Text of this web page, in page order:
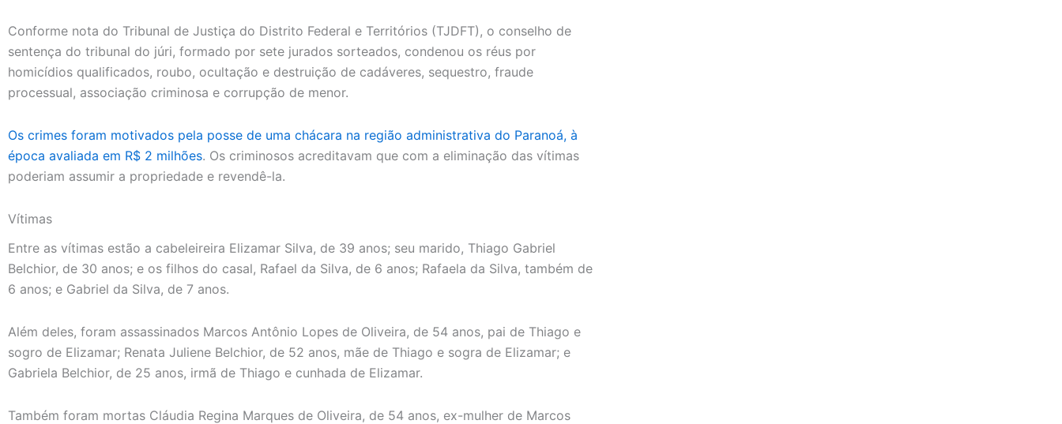
Conforme nota do Tribunal de Justiça do Distrito Federal e Territórios (TJDFT), o conselho de
sentença do tribunal do júri, formado por sete jurados sorteados, condenou os réus por
homicídios qualificados, roubo, ocultação e destruição de cadáveres, sequestro, fraude
processual, associação criminosa e corrupção de menor.
Os crimes foram motivados pela posse de uma chácara na região administrativa do Paranoá, à
época avaliada em R$ 2 milhões. Os criminosos acreditavam que com a eliminação das vítimas
poderiam assumir a propriedade e revendê-la.
Vítimas
Entre as vítimas estão a cabeleireira Elizamar Silva, de 39 anos; seu marido, Thiago Gabriel
Belchior, de 30 anos; e os filhos do casal, Rafael da Silva, de 6 anos; Rafaela da Silva, também de
6 anos; e Gabriel da Silva, de 7 anos.
Além deles, foram assassinados Marcos Antônio Lopes de Oliveira, de 54 anos, pai de Thiago e
sogro de Elizamar; Renata Juliene Belchior, de 52 anos, mãe de Thiago e sogra de Elizamar; e
Gabriela Belchior, de 25 anos, irmã de Thiago e cunhada de Elizamar.
Também foram mortas Cláudia Regina Marques de Oliveira, de 54 anos, ex-mulher de Marcos